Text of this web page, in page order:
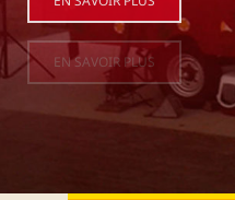
EN SAVOIR PLUS
EN SAVOIR PLUS